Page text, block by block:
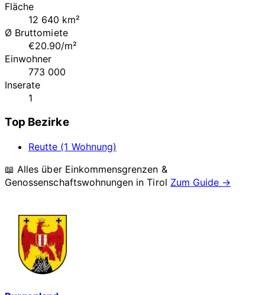
Fläche
12 640 km²
Ø Bruttomiete
€20.90/m²
Einwohner
773 000
Inserate
1
Top Bezirke
Reutte (1 Wohnung)
📖 Alles über Einkommensgrenzen &
Genossenschaftswohnungen inTirol Zum Guide →